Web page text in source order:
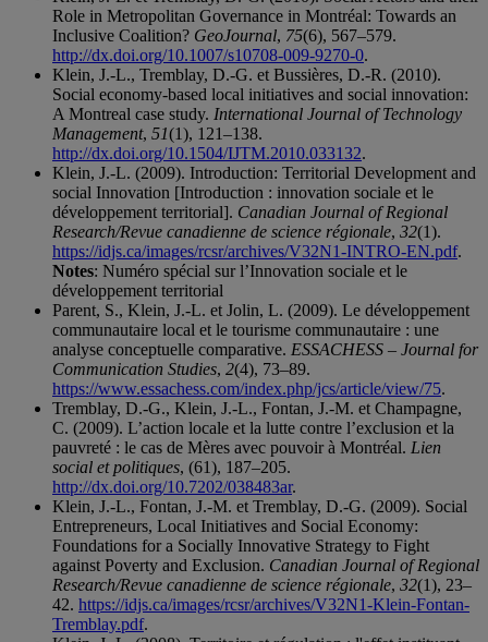
Role in Metropolitan Governance in Montréal: Towards an
Inclusive Coalition? GeoJournal, 75(6), 567–579.
http://dx.doi.org/10.1007/s10708-009-9270-0.
Klein, J.-L., Tremblay, D.-G. et Bussières, D.-R. (2010).
Social economy-based local initiatives and social innovation:
A Montreal case study. International Journal of Technology
Management, 51(1), 121–138.
http://dx.doi.org/10.1504/IJTM.2010.033132.
Klein, J.-L. (2009). Introduction: Territorial Development and
social Innovation [Introduction : innovation sociale et le
développement territorial]. Canadian Journal of Regional
Research/Revue canadienne de science régionale, 32(1).
https://idjs.ca/images/rcsr/archives/V32N1-INTRO-EN.pdf.
Notes: Numéro spécial sur l’Innovation sociale et le
développement territorial
Parent, S., Klein, J.-L. et Jolin, L. (2009). Le développement
communautaire local et le tourisme communautaire : une
analyse conceptuelle comparative. ESSACHESS – Journal for
Communication Studies, 2(4), 73–89.
https://www.essachess.com/index.php/jcs/article/view/75.
Tremblay, D.-G., Klein, J.-L., Fontan, J.-M. et Champagne,
C. (2009). L’action locale et la lutte contre l’exclusion et la
pauvreté : le cas de Mères avec pouvoir à Montréal. Lien
social et politiques, (61), 187–205.
http://dx.doi.org/10.7202/038483ar.
Klein, J.-L., Fontan, J.-M. et Tremblay, D.-G. (2009). Social
Entrepreneurs, Local Initiatives and Social Economy:
Foundations for a Socially Innovative Strategy to Fight
against Poverty and Exclusion. Canadian Journal of Regional
Research/Revue canadienne de science régionale, 32(1), 23–
42. https://idjs.ca/images/rcsr/archives/V32N1-Klein-Fontan-
Tremblay.pdf.